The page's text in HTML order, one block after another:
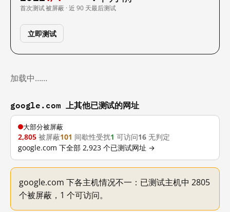
首次测试被屏蔽 · 近 90 天最后测试
立即测试
加载中……
google.com 上其他已测试的网址
大部分被屏蔽
2,805 被屏蔽101 间歇性受扰1 可访问16 无判定
google.com 下全部 2,923 个已测试网址 →
google.com 下各主机情况不一：已测试主机中 2805
个被屏蔽，1 个可访问。